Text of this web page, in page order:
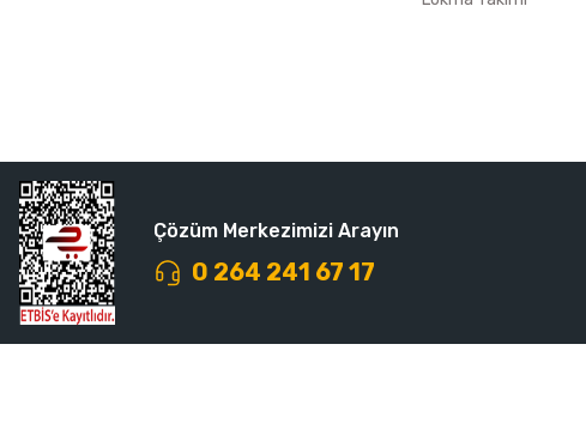
Çözüm Merkezimizi Arayın
0 264 241 67 17